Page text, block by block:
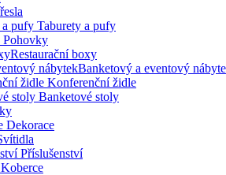
Taburety a pufy
Pohovky
Restaurační boxy
Banketový a eventový
Konferenční židle
Banketové stoly
Dekorace
Příslušenství
Koberce